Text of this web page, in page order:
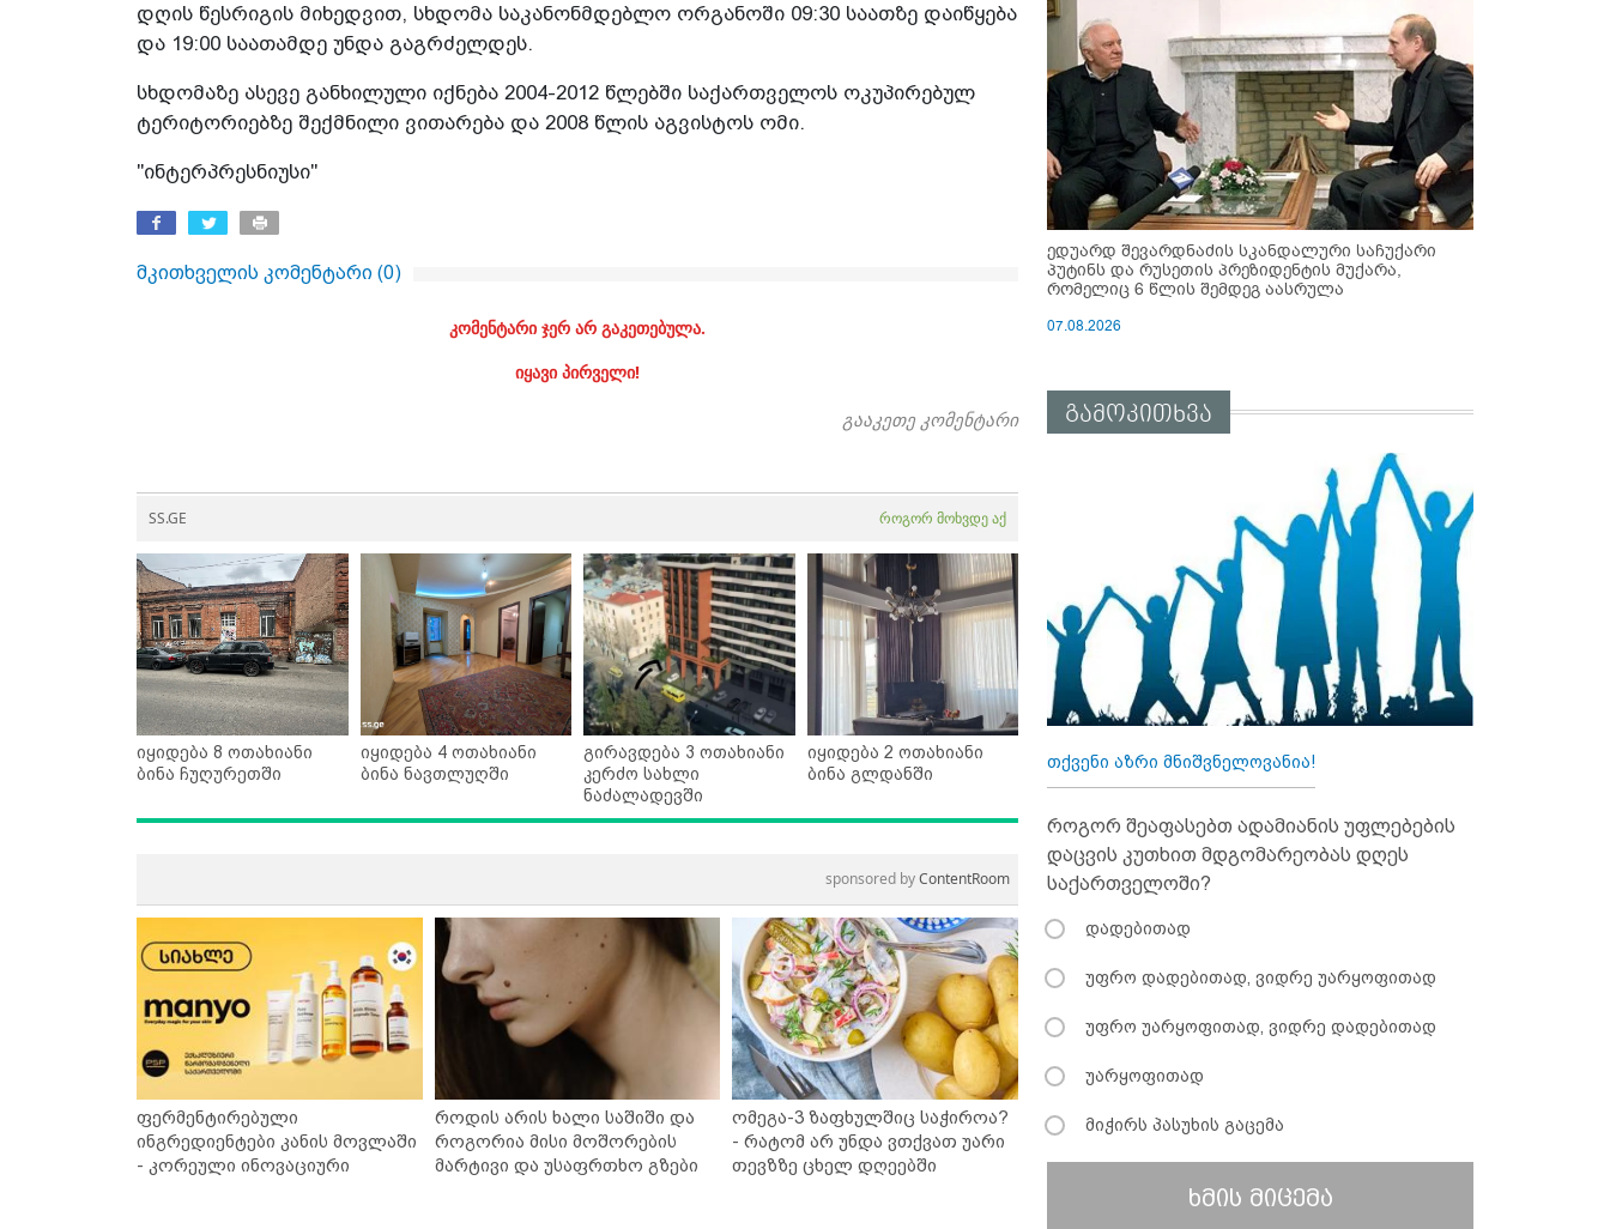
დღის წესრიგის მიხედვით, სხდომა საკანონმდებლო ორგანოში 09:30 საათზე დაიწყება
და 19:00 საათამდე უნდა გაგრძელდეს.
სხდომაზე ასევე განხილული იქნება 2004-2012 წლებში საქართველოს ოკუპირებულ
ტერიტორიებზე შექმნილი ვითარება და 2008 წლის აგვისტოს ომი.
"ინტერპრესნიუსი"
მკითხველის კომენტარი (0)
კომენტარი ჯერ არ გაკეთებულა.
იყავი პირველი!
გააკეთე კომენტარი
SS.GE როგორ მოხვდე აქ
იყიდება 8 ოთახიანი
ბინა ჩუღურეთში
იყიდება 4 ოთახიანი
ბინა ნავთლუღში
გირავდება 3 ოთახიანი
კერძო სახლი
ნაძალადევში
იყიდება 2 ოთახიანი
ბინა გლდანში
sponsored byContentRoom
ფერმენტირებული
ინგრედიენტები კანის მოვლაში
- კორეული ინოვაციური
როდის არის ხალი საშიში და
როგორია მისი მოშორების
მარტივი და უსაფრთხო გზები
ომეგა-3 ზაფხულშიც საჭიროა?
- რატომ არ უნდა ვთქვათ უარი
თევზზე ცხელ დღეებში
ედუარდ შევარდნაძის სკანდალური საჩუქარი
პუტინს და რუსეთის პრეზიდენტის მუქარა,
რომელიც 6 წლის შემდეგ აასრულა
07.08.2026
გამოკითხვა
თქვენი აზრი მნიშვნელოვანია!
როგორ შეაფასებთ ადამიანის უფლებების
დაცვის კუთხით მდგომარეობას დღეს
საქართველოში?
დადებითად
უფრო დადებითად, ვიდრე უარყოფითად
უფრო უარყოფითად, ვიდრე დადებითად
უარყოფითად
მიჭირს პასუხის გაცემა
ხმის მიცემა